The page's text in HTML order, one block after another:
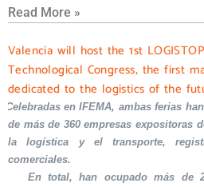
Read More »
Valencia will host the 1st
Technological Congress, the first
dedicated to the logistics of the
Celebradas en IFEMA, ambas ferias
de más de 360 empresas expositoras
la logística y el transporte,
comerciales.
En total, han ocupado más de